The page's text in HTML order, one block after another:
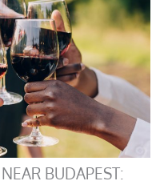
BUDAPEST: